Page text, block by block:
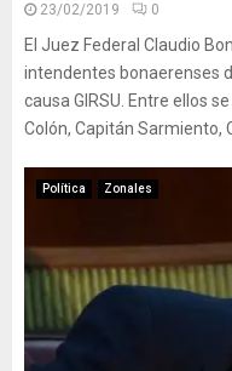
23/02/2019 0
El Juez Federal Claudio
intendentes bonaerenses
causa GIRSU. Entre ellos
Colón, Capitán Sarmiento,
Política Zonales